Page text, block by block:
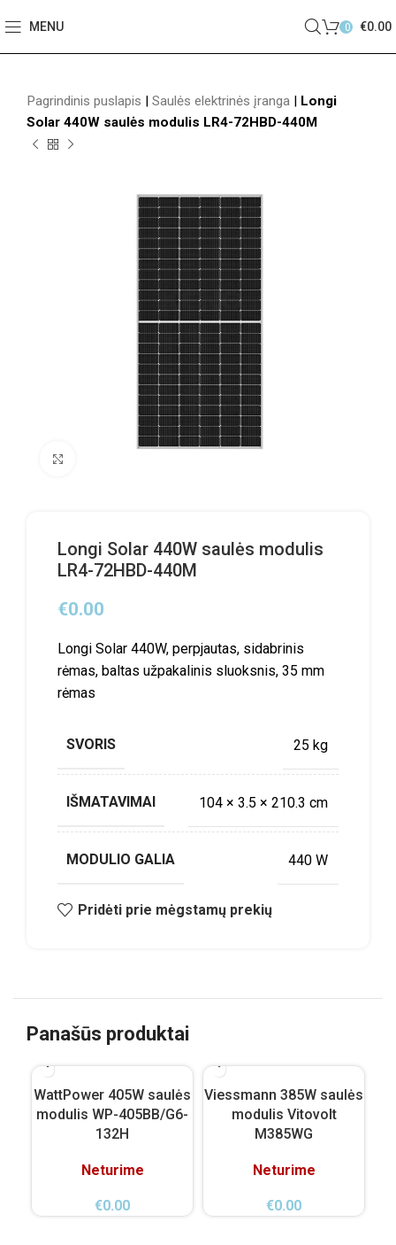
MENU 0 €0.00
Pagrindinis puslapis | Saulės elektrinės įranga | Longi
Solar 440W saulės modulis LR4-72HBD-440M
Longi Solar 440W saulės modulis
LR4-72HBD-440M
€0.00
Longi Solar 440W, perpjautas, sidabrinis
rėmas, baltas užpakalinis sluoksnis, 35 mm
rėmas
SVORIS 25 kg
IŠMATAVIMAI 104 × 3.5 × 210.3 cm
MODULIO GALIA 440 W
Pridėti prie mėgstamų prekių
Panašūs produktai
WattPower 405W saulės
modulis WP-405BB/G6-
132H
Neturime
€0.00
Viessmann 385W saulės
modulis Vitovolt
M385WG
Neturime
€0.00